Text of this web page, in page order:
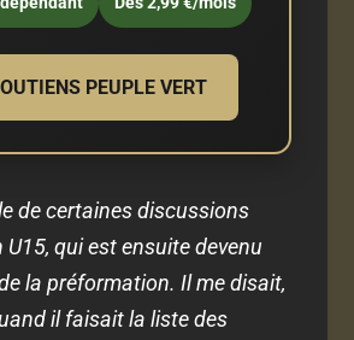
PEUPLE VERT
de certaines discussions
U15, qui est ensuite devenu
la préformation. Il me disait,
il faisait la liste des